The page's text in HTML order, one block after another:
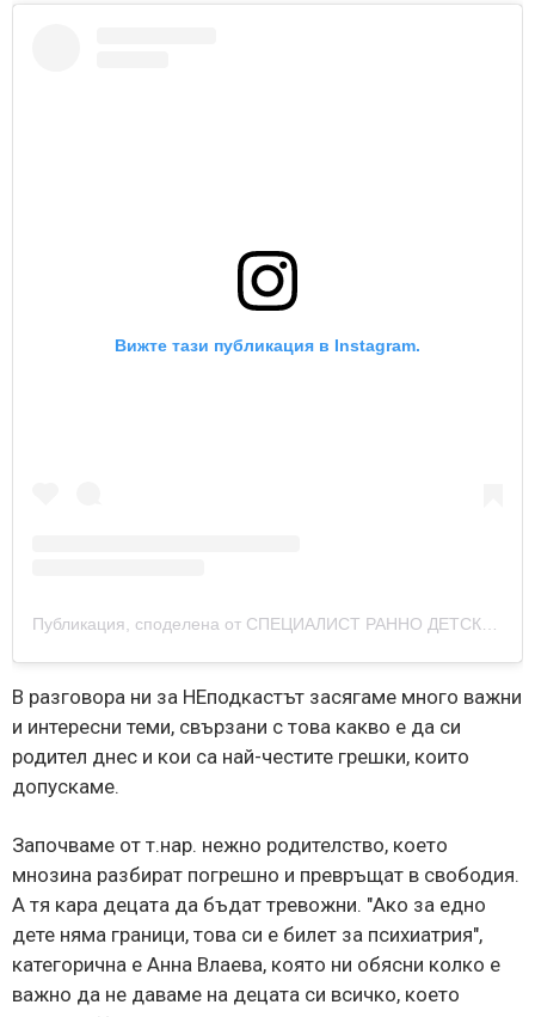
Вижте тази публикация в Instagram.
В разговора ни за НЕподкастът засягаме много важни
и интересни теми, свързани с това какво е да си
родител днес и кои са най-честите грешки, които
допускаме.
Започваме от т.нар. нежно родителство, което
мнозина разбират погрешно и превръщат в свободия.
А тя кара децата да бъдат тревожни. "Ако за едно
дете няма граници, това си е билет за психиатрия",
категорична е Анна Влаева, която ни обясни колко е
важно да не даваме на децата си всичко, което